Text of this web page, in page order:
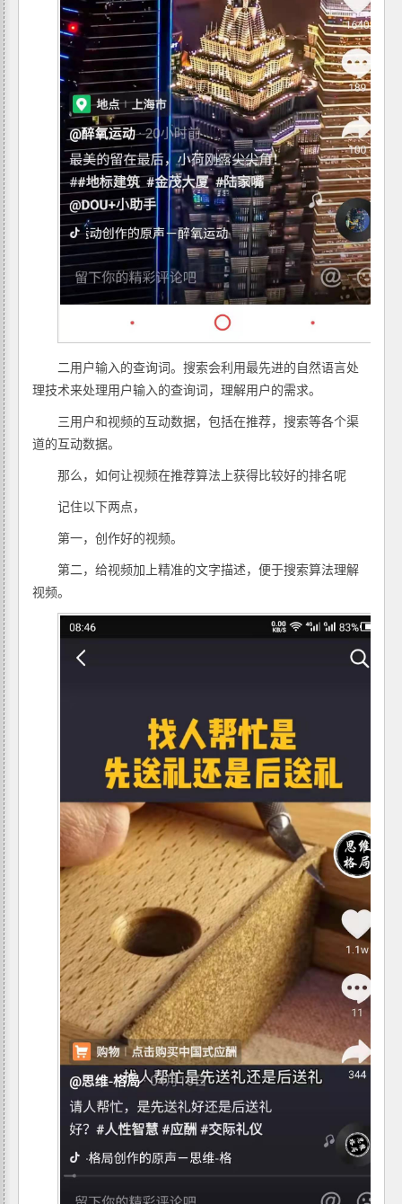
二用户输入的查询词。搜索会利用最先进的自然语言处
理技术来处理用户输入的查询词，理解用户的需求。
三用户和视频的互动数据，包括在推荐，搜索等各个渠
道的互动数据。
那么，如何让视频在推荐算法上获得比较好的排名呢
记住以下两点，
第一，创作好的视频。
第二，给视频加上精准的文字描述，便于搜索算法理解
视频。